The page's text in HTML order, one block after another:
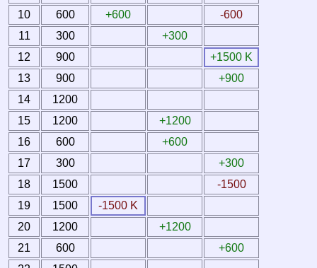
10
600 +600
-600
11
300
+300
12
900
+1500 K
13
900
+900
14
1200
15
1200
+1200
16
600
+600
17
300
+300
18
1500
-1500
19
1500
-1500 K
20
1200
+1200
21
600
+600